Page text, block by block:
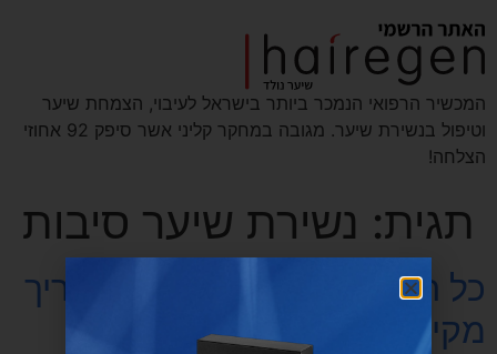
המכשיר הרפואי הנמכר ביותר בישראל לעיבוי, הצמחת שיער
וטיפול בנשירת שיער. מגובה במחקר קליני אשר סיפק 92 אחוזי
הצלחה!
תגית: נשירת שיער סיבות
כל הסיבות לנשירת שיער: מדריך
מקיף